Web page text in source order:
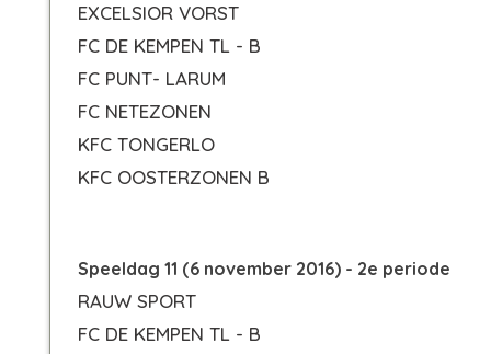
EXCELSIOR VORST
FC DE KEMPEN TL - B
FC PUNT- LARUM
FC NETEZONEN
KFC TONGERLO
KFC OOSTERZONEN B
Speeldag 11 (6 november 2016) - 2e periode
RAUW SPORT
FC DE KEMPEN TL - B